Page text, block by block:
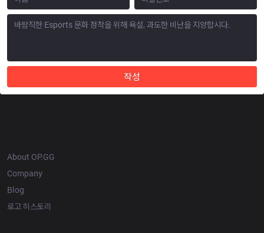
작성
About OP.GG
Company
Blog
로고 히스토리